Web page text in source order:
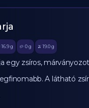
16.9 g 🥔 0g 🫒 19.0 g
egy zsíros,
A látható